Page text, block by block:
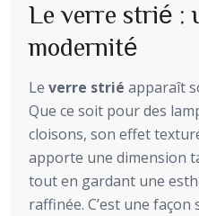
Le verre strié :
modernité
Le verre strié apparaît
Que ce soit pour des
cloisons, son effet
apporte une dimension
tout en gardant une
raffinée. C’est une